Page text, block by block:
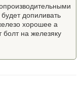
допиливать
хорошее а
болт на железяку